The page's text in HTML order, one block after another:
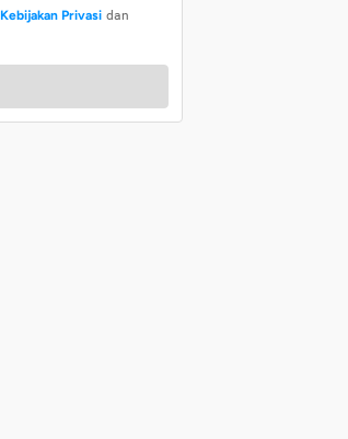
Kebijakan Privasi dan